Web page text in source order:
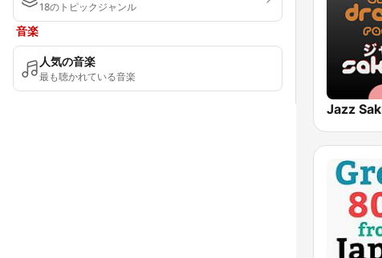
18のトピックジャンル
音楽
人気の音楽
最も聴かれている音楽